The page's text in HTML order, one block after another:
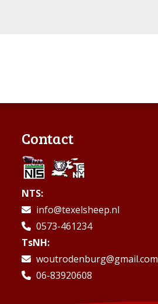
Contact
NTS:
info@texelsheep.nl
0573-461234
TsNH:
woutrodenburg@gmail.com
06-83920608